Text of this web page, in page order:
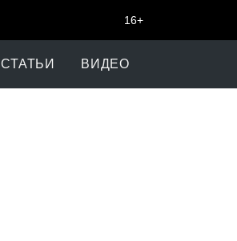
16+
СТАТЬИ ВИДЕО